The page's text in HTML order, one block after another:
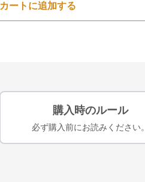
カートに追加する
購入時のルール
必ず購入前にお読みください。